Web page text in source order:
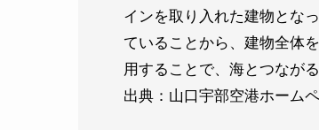
インを取り入れた建物とな
ていることから、建物全体
用することで、海とつなが
出典：山口宇部空港ホーム